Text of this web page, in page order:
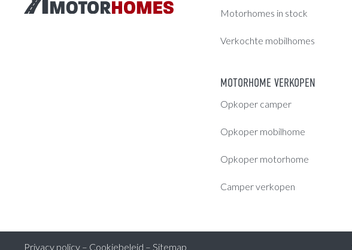
Motorhomes in stock
Verkochte mobilhomes
MOTORHOME VERKOPEN
Opkoper camper
Opkoper mobilhome
Opkoper motorhome
Camper verkopen
Privacy policy – Cookiebeleid – Sitemap